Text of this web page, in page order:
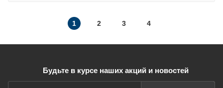
1 2 3 4
Будьте в курсе наших акций и новостей